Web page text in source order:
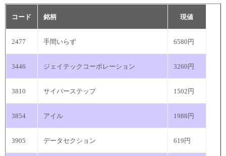
コード 銘柄 現値
2477 手間いらず 6580円
3446 ジェイテックコーポレーション 3260円
3810 サイバーステップ 1502円
3854 アイル 1988円
3905 データセクション 619円